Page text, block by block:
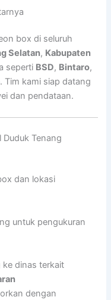
box di seluruh
Selatan, Kabupaten
seperti BSD, Bintaro,
. Tim kami siap datang
dan pendataan.
Tenang
dan lokasi
untuk pengukuran
ke dinas terkait
dengan